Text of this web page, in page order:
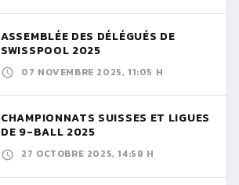
ASSEMBLÉE DES DÉLÉGUÉS DE
SWISSPOOL 2025
07 NOVEMBRE 2025, 11:05 H
CHAMPIONNATS SUISSES ET LIGUES
DE 9-BALL 2025
27 OCTOBRE 2025, 14:58 H